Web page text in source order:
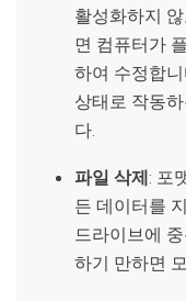
활성화하지
면 컴퓨터가
하여 수정합
상태로 작동
다.
파일 삭제: 포
든 데이터를
드라이브에
하기 만하면